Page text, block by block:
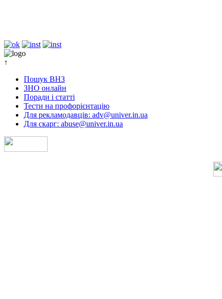
↑
Пошук ВНЗ
ЗНО онлайн
Поради і статті
Тести на профорієнтацію
Для рекламодавців: adv@univer.in.ua
Для скарг: abuse@univer.in.ua